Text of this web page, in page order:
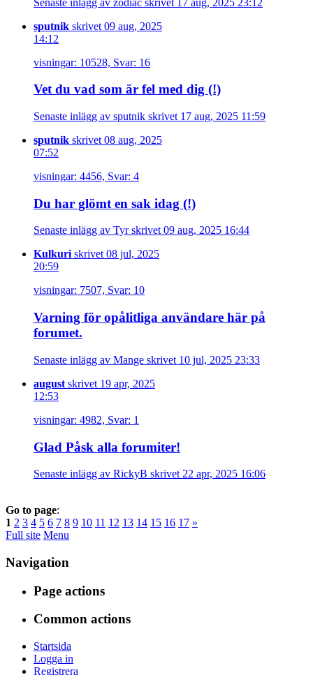
sputnik skrivet 09 aug, 2025
14:12
visningar: 10528, Svar: 16
Vet du vad som är fel med dig (!)
Senaste inlägg av sputnik skrivet 17 aug, 2025 11:59
sputnik skrivet 08 aug, 2025
07:52
visningar: 4456, Svar: 4
Du har glömt en sak idag (!)
Senaste inlägg av Tyr skrivet 09 aug, 2025 16:44
Kulkuriskrivet 08 jul, 2025
20:59
visningar: 7507, Svar: 10
Varning för opålitliga användare här på
forumet.
Senaste inlägg av Mange skrivet 10 jul, 2025 23:33
august skrivet 19 apr, 2025
12:53
visningar: 4982, Svar: 1
Glad Påsk alla forumiter!
Senaste inlägg av RickyB skrivet 22 apr, 2025 16:06
Go to page:
1 2 3 4 5 6 7 8 9 10 11 12 13 14 15 16 17 »
Full site Menu
Navigation
Page actions
Common actions
Startsida
Logga in
Registrera